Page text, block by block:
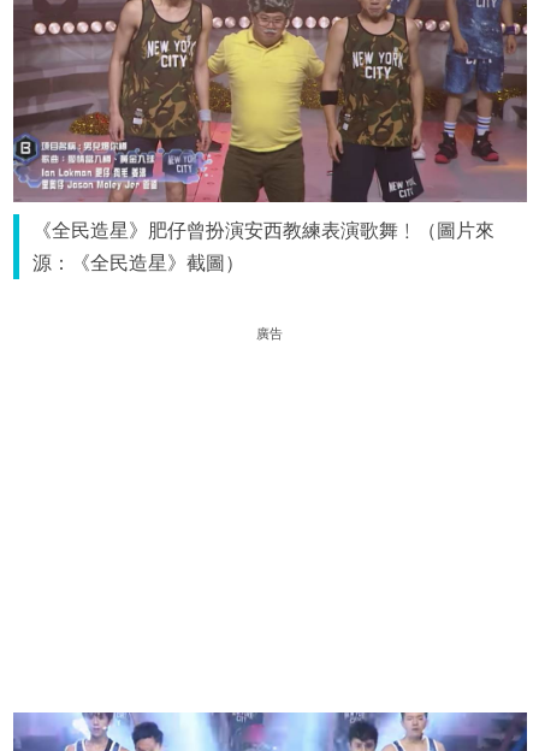
《全民造星》肥仔曾扮演安西教練表演歌舞﹗（圖片來
源：《全民造星》截圖）
廣告